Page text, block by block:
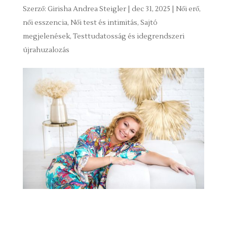
Szerző: Girisha Andrea Steigler| dec 31, 2025
Női erő,
női esszencia, Női test és intimitás, Sajtó
megjelenések, Testtudatosság és idegrendszeri
újrahuzalozás